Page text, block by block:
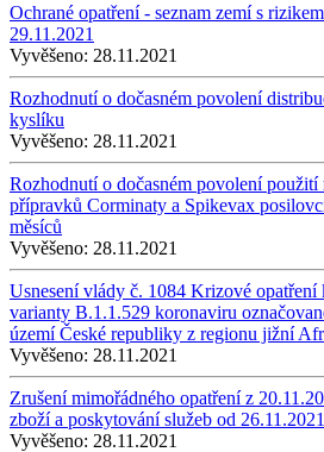
Ochrané opatření - seznam zemí s
29.11.2021
Vyvěšeno: 28.11.2021
Rozhodnutí o dočasném povolení
kyslíku
Vyvěšeno: 28.11.2021
Rozhodnutí o dočasném povolení
přípravků Corminaty a Spikevax
měsíců
Vyvěšeno: 28.11.2021
Usnesení vlády č. 1084 Krizové opatření
varianty B.1.1.529 koronaviru
území České republiky z regionu jižní
Vyvěšeno: 28.11.2021
Zrušení mimořádného opatření z
zboží a poskytování služeb od 26.11.2021
Vyvěšeno: 28.11.2021